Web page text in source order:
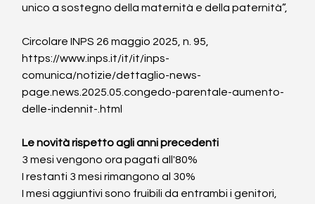
unico a sostegno della maternità e della paternità”,
Circolare INPS 26 maggio 2025, n. 95,
https://www.inps.it/it/it/inps-
comunica/notizie/dettaglio-news-
page.news.2025.05.congedo-parentale-aumento-
delle-indennit-.html
Le novità rispetto agli anni precedenti
3 mesi vengono ora pagati all'80%
I restanti 3 mesi rimangono al 30%
I mesi aggiuntivi sono fruibili da entrambi i genitori,